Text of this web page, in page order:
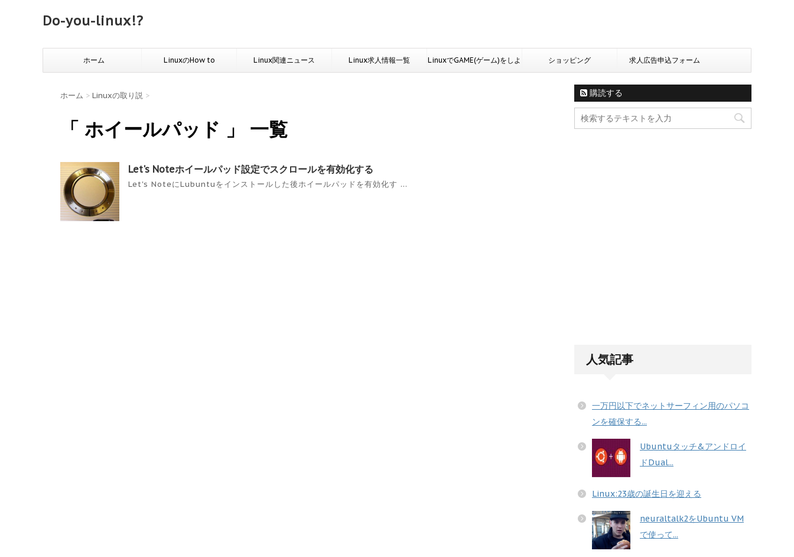
Do-you-linux!?
ホーム LinuxのHow to Linux関連ニュース Linux求人情報一覧 LinuxでGAME(ゲーム)をしよ ショッピング 求人広告申込フォーム
ホーム > Linuxの取り説 >
「 ホイールパッド 」 一覧
Let's Noteホイールパッド設定でスクロールを有効化する
Let's NoteにLubuntuをインストールした後ホイールパッドを有効化す ...
購読する
人気記事
一万円以下でネットサーフィン用のパソコ
ンを確保する...
Ubuntuタッチ&アンドロイ
ドDual...
Linux:23歳の誕生日を迎える
neuraltalk2をUbuntu VM
で使って...